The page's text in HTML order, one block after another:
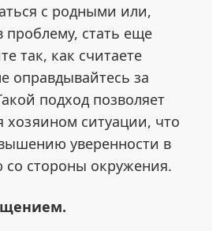
с родными или,
стать еще
так, как считаете
оправдывайтесь за
подход позволяет
хозяином ситуации, что
уверенности в
стороны окружения.